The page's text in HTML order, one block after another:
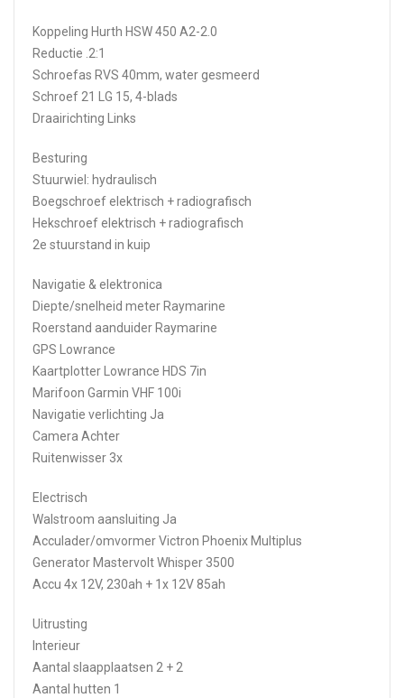
Koppeling Hurth HSW 450 A2-2.0
Reductie .2:1
Schroefas RVS 40mm, water gesmeerd
Schroef 21 LG 15, 4-blads
Draairichting Links
Besturing
Stuurwiel: hydraulisch
Boegschroef elektrisch + radiografisch
Hekschroef elektrisch + radiografisch
2e stuurstand in kuip
Navigatie & elektronica
Diepte/snelheid meter Raymarine
Roerstand aanduider Raymarine
GPS Lowrance
Kaartplotter Lowrance HDS 7in
Marifoon Garmin VHF 100i
Navigatie verlichting Ja
Camera Achter
Ruitenwisser 3x
Electrisch
Walstroom aansluiting Ja
Acculader/omvormer Victron Phoenix Multiplus
Generator Mastervolt Whisper 3500
Accu 4x 12V, 230ah + 1x 12V 85ah
Uitrusting
Interieur
Aantal slaapplaatsen 2 + 2
Aantal hutten 1